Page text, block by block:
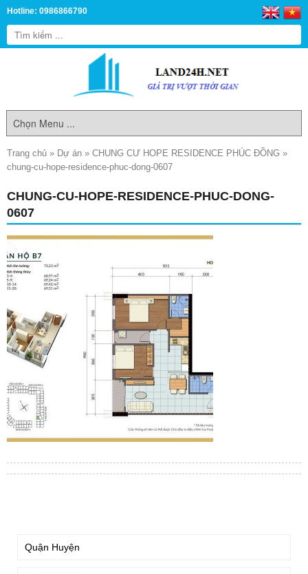
Hotline: 0986866790
Trang chủ » Dự án » CHUNG CƯ HOPE RESIDENCE PHÚC ĐỒNG »
chung-cu-hope-residence-phuc-dong-0607
CHUNG-CU-HOPE-RESIDENCE-PHUC-DONG-
0607